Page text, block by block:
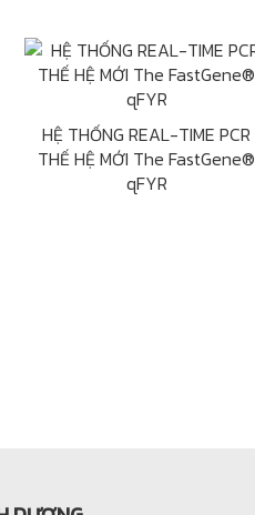
HỆ THỐNG REAL-TIME PCR
THẾ HỆ MỚI The FastGene®
qFYR